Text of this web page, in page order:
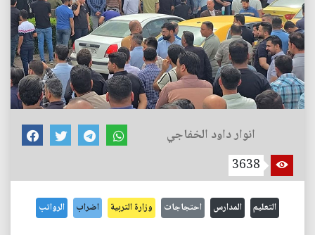
انوار داود الخفاجي
3638
التعليم المدارس احتجاجات وزارة التربية اضراب الرواتب